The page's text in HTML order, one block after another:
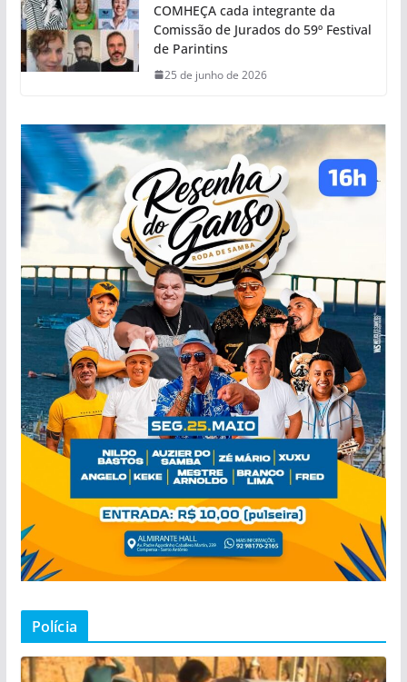
COMHEÇA cada integrante da
Comissão de Jurados do 59º Festival
de Parintins
25 de junho de 2026
Polícia